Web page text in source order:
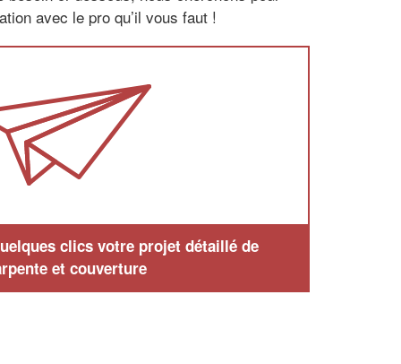
avec le pro qu’il vous faut !
clics votre projet détaillé de
et couverture